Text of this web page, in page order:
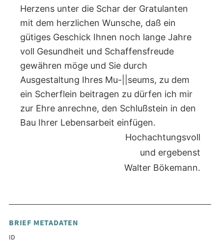
Herzens unter die Schar der Gratulanten
mit dem herzlichen Wunsche, daß ein
gütiges Geschick Ihnen noch lange Jahre
voll Gesundheit und Schaffensfreude
gewähren möge und Sie durch
Ausgestaltung Ihres Mu-||seums, zu dem
ein Scherflein beitragen zu dürfen ich mir
zur Ehre anrechne, den Schlußstein in den
Bau Ihrer Lebensarbeit einfügen.
Hochachtungsvoll
und ergebenst
Walter Bökemann.
BRIEF METADATEN
ID